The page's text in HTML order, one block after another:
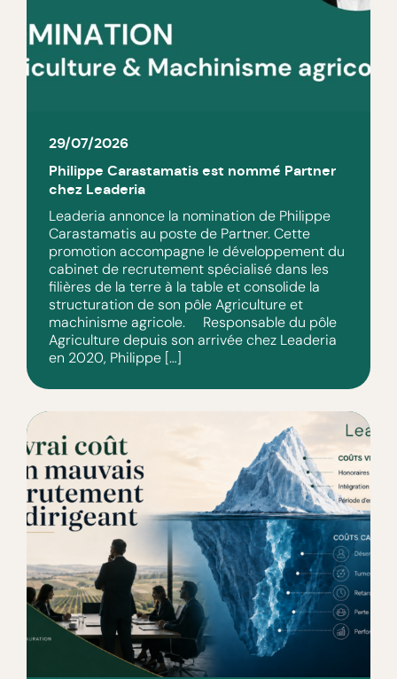
29/07/2026
Philippe Carastamatis est nommé Partner
chez Leaderia
Leaderia annonce la nomination de Philippe
Carastamatis au poste de Partner. Cette
promotion accompagne le développement du
cabinet de recrutement spécialisé dans les
filières de la terre à la table et consolide la
structuration de son pôle Agriculture et
machinisme agricole. Responsable du pôle
Agriculture depuis son arrivée chez Leaderia
en 2020, Philippe […]